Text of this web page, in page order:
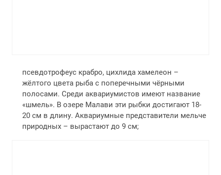
псевдотрофеус крабро, цихлида хамелеон –
жёлтого цвета рыба с поперечными чёрными
полосами. Среди аквариумистов имеют название
«шмель». В озере Малави эти рыбки достигают 18-
20 см в длину. Аквариумные представители мельче
природных – вырастают до 9 см;